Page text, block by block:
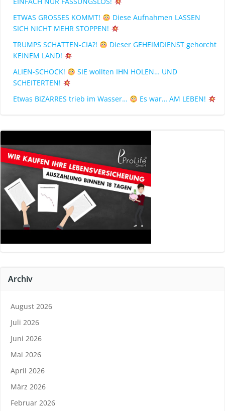
ETWAS GROSSES KOMMT!
Diese Aufnahmen LASSEN
SICH NICHT MEHR STOPPEN!
TRUMPS SCHATTEN-CIA?!
Dieser GEHEIMDIENST gehorcht
KEINEM LAND!
ALIEN-SCHOCK!
SIE wollten IHN HOLEN… UND
SCHEITERTEN!
Etwas BIZARRES trieb im Wasser…
Es war… AM LEBEN!
Archiv
August 2026
Juli 2026
Juni 2026
Mai 2026
April 2026
März 2026
Februar 2026